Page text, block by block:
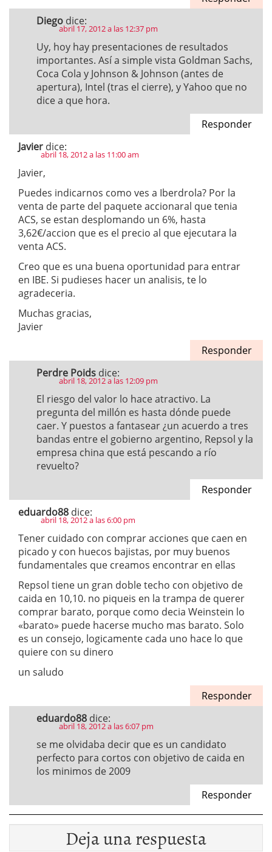
Diego dice:
abril 17, 2012 a las 12:37 pm
Uy, hoy hay presentaciones de resultados
importantes. Así a simple vista Goldman Sachs,
Coca Cola y Johnson & Johnson (antes de
apertura), Intel (tras el cierre), y Yahoo que no
dice a que hora.
Responder
Javier dice:
abril 18, 2012 a las 11:00 am
Javier,
Puedes indicarnos como ves a Iberdrola? Por la
venta de parte del paquete accionaral que tenia
ACS, se estan desplomando un 6%, hasta
3,62€/accion que es el precio al que ejecutara la
venta ACS.
Creo que es una buena oportunidad para entrar
en IBE. Si pudieses hacer un analisis, te lo
agradeceria.
Muchas gracias,
Javier
Responder
Perdre Poids dice:
abril 18, 2012 a las 12:09 pm
El riesgo del valor lo hace atractivo. La
pregunta del millón es hasta dónde puede
caer. Y puestos a fantasear ¿un acuerdo a tres
bandas entre el gobierno argentino, Repsol y la
empresa china que está pescando a río
revuelto?
Responder
eduardo88 dice:
abril 18, 2012 a las 6:00 pm
Tener cuidado con comprar acciones que caen en
picado y con huecos bajistas, por muy buenos
fundamentales que creamos encontrar en ellas
Repsol tiene un gran doble techo con objetivo de
caida en 10,10. no piqueis en la trampa de querer
comprar barato, porque como decia Weinstein lo
«barato» puede hacerse mucho mas barato. Solo
es un consejo, logicamente cada uno hace lo que
quiere con su dinero
un saludo
Responder
eduardo88 dice:
abril 18, 2012 a las 6:07 pm
se me olvidaba decir que es un candidato
perfecto para cortos con objetivo de caida en
los minimos de 2009
Responder
Deja una respuesta